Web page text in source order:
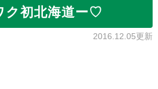
ク初北海道ー♡
2016.12.05更新